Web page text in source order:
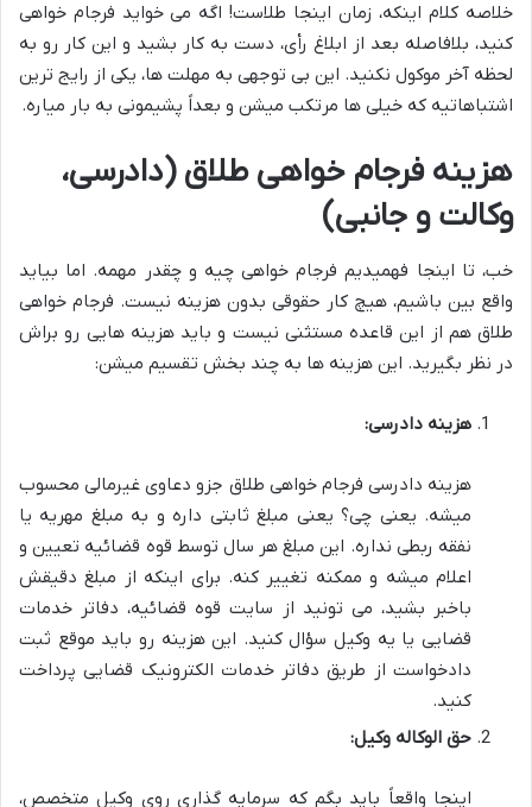
خلاصه کلام اینکه، زمان اینجا طلاست! اگه می خواید فرجام خواهی
کنید، بلافاصله بعد از ابلاغ رأی، دست به کار بشید و این کار رو به
لحظه آخر موکول نکنید. این بی توجهی به مهلت ها، یکی از رایج ترین
اشتباهاتیه که خیلی ها مرتکب میشن و بعداً پشیمونی به بار میاره.
هزینه فرجام خواهی طلاق (دادرسی،
وکالت و جانبی)
خب، تا اینجا فهمیدیم فرجام خواهی چیه و چقدر مهمه. اما بیاید
واقع بین باشیم، هیچ کار حقوقی بدون هزینه نیست. فرجام خواهی
طلاق هم از این قاعده مستثنی نیست و باید هزینه هایی رو براش
در نظر بگیرید. این هزینه ها به چند بخش تقسیم میشن:
هزینه دادرسی:
هزینه دادرسی فرجام خواهی طلاق جزو دعاوی غیرمالیمحسوب
میشه. یعنی چی؟ یعنی مبلغ ثابتی داره و به مبلغ مهریه یا
نفقه ربطی نداره. این مبلغ هر سال توسط قوه قضائیه تعیین و
اعلام میشه و ممکنه تغییر کنه. برای اینکه از مبلغ دقیقش
باخبر بشید، می تونید از سایت قوه قضائیه، دفاتر خدمات
قضایی یا یه وکیل سؤال کنید. این هزینه رو باید موقع ثبت
دادخواست از طریق دفاتر خدمات الکترونیک قضایی پرداخت
کنید.
حق الوکاله وکیل:
اینجا واقعاً باید بگم که سرمایه گذاری روی وکیل متخصص،